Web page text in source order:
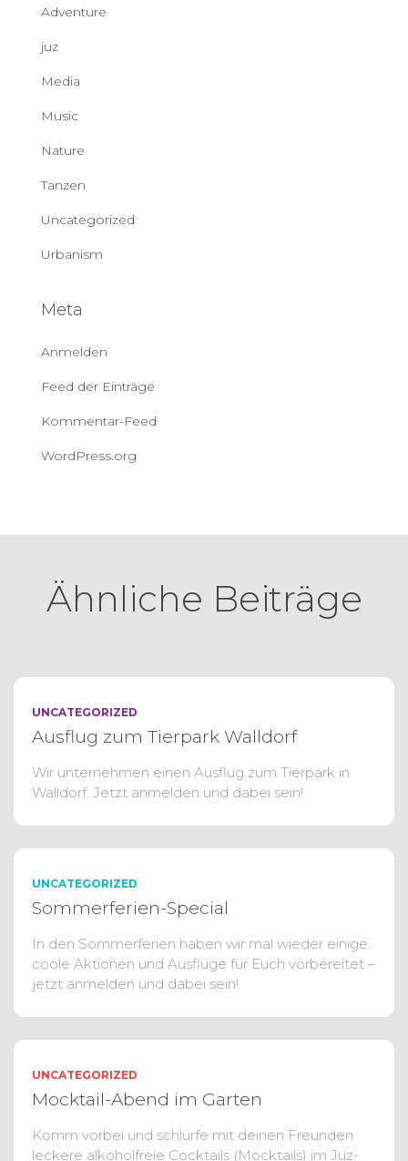
Adventure
juz
Media
Music
Nature
Tanzen
Uncategorized
Urbanism
Meta
Anmelden
Feed der Einträge
Kommentar-Feed
WordPress.org
Ähnliche Beiträge
UNCATEGORIZED
Ausflug zum Tierpark Walldorf
Wir unternehmen einen Ausflug zum Tierpark in
Walldorf. Jetzt anmelden und dabei sein!
UNCATEGORIZED
Sommerferien-Special
In den Sommerferien haben wir mal wieder einige
coole Aktionen und Ausflüge für Euch vorbereitet –
jetzt anmelden und dabei sein!
UNCATEGORIZED
Mocktail-Abend im Garten
Komm vorbei und schlürfe mit deinen Freunden
leckere alkoholfreie Cocktails (Mocktails) im Juz-